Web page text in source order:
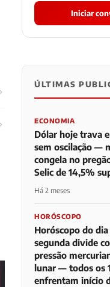
Iniciar
0 0 0
ÚLTIMAS
ECONOMIA
Dólar hoje trava
sem oscilação —
congela no
Selic de 14,5%
Há 2 meses
HORÓSCOPO
Horóscopo do
segunda divide
pressão
lunar — todos os
enfrentam início